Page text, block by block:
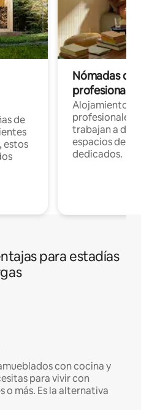
de
estos
Nómadas
Alojamientos
profesionales
trabajan a
espacios de
dedicados.
para estadías
con cocina y
para vivir con
más. Es la alternativa